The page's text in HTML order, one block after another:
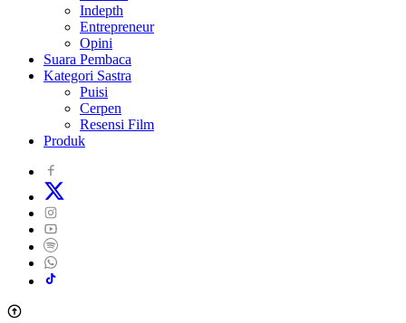
Indepth
Entrepreneur
Opini
Suara Pembaca
Kategori Sastra
Puisi
Cerpen
Resensi Film
Produk